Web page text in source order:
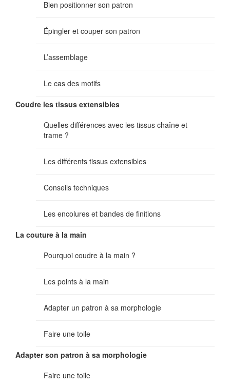
Bien positionner son patron
Épingler et couper son patron
L’assemblage
Le cas des motifs
Coudre les tissus extensibles
Quelles différences avec les tissus chaîne et
trame ?
Les différents tissus extensibles
Conseils techniques
Les encolures et bandes de finitions
La couture à la main
Pourquoi coudre à la main ?
Les points à la main
Adapter un patron à sa morphologie
Faire une toile
Adapter son patron à sa morphologie
Faire une toile